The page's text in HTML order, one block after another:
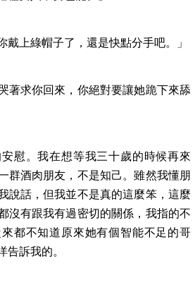
戴上綠帽子了，還是快點分手吧。」
著求你回來，你絕對要讓她跪下來舔
慰。我在想等我三十歲的時候再來
群酒肉朋友，不是知己。雖然我懂朋
說話，但我並不是真的這麼笨，這麼
沒有跟我有過密切的關係，我指的不
都不知道原來她有個智能不足的哥
告訴我的。